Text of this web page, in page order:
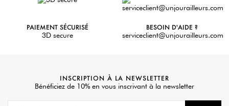
PAIEMENT SÉCURISÉ
3D secure
BESOIN D'AIDE ?
serviceclient@unjourailleurs.com
INSCRIPTION À LA NEWSLETTER
Bénéficiez de 10% en vous inscrivant à la newsletter